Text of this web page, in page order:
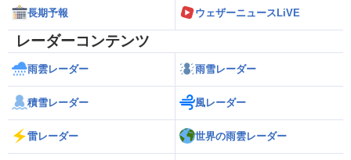
長期予報 ウェザーニュースLiVE
レーダーコンテンツ
雨雲レーダー 雨雪レーダー
積雪レーダー 風レーダー
雷レーダー 世界の雨雲レーダー